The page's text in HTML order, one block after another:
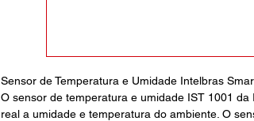
Sensor de Temperatura e Umidade Intelbras
O sensor de temperatura e umidade IST 1001
real a umidade e temperatura do ambiente. O